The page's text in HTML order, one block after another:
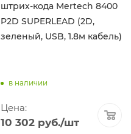
штрих-кода Mertech 8400
P2D SUPERLEAD (2D,
зеленый, USB, 1.8м кабель)
в наличии
Цена:
10 302руб./шт